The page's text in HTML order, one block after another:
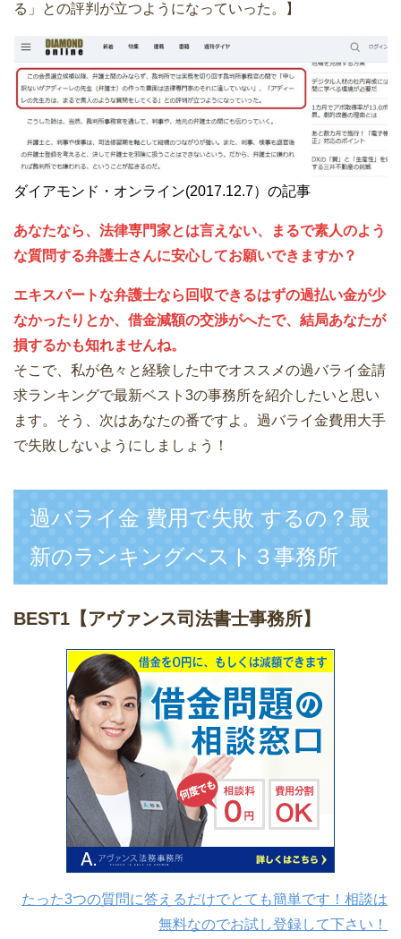
る」との評判が立つようになっていった。】
ダイアモンド・オンライン(2017.12.7）の記事
あなたなら、法律専門家とは言えない、まるで素人のよう
な質問する弁護士さんに安心してお願いできますか？
エキスパートな弁護士なら回収できるはずの過払い金が少
なかったりとか、借金減額の交渉がへたで、結局あなたが
損するかも知れませんね。
そこで、私が色々と経験した中でオススメの過バライ金請
求ランキングで最新ベスト3の事務所を紹介したいと思い
ます。そう、次はあなたの番ですよ。過バライ金費用大手
で失敗しないようにしましょう！
過バライ金 費用で失敗 するの？最
新のランキングベスト３事務所
BEST1 【アヴァンス司法書士事務所】
たった3つの質問に答えるだけでとても簡単です！相談は
無料なのでお試し登録して下さい！